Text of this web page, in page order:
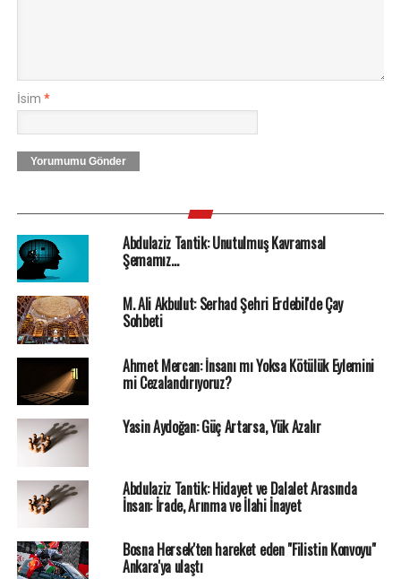
İsim *
Yorumumu Gönder
Abdulaziz Tantik: Unutulmuş Kavramsal
Şemamız…
M. Ali Akbulut: Serhad Şehri Erdebil'de Çay
Sohbeti
Ahmet Mercan: İnsanı mı Yoksa Kötülük Eylemini
mi Cezalandırıyoruz?
Yasin Aydoğan: Güç Artarsa, Yük Azalır
Abdulaziz Tantik: Hidayet ve Dalalet Arasında
İnsan: İrade, Arınma ve İlahi İnayet
Bosna Hersek'ten hareket eden "Filistin Konvoyu"
Ankara'ya ulaştı